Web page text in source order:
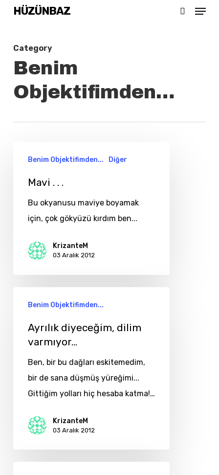
Skip
content
HÜZÜNBAZ Menu
Category
Benim
Objektifimden…
Benim Objektifimden... Diğer
Mavi . . .
Bu okyanusu maviye boyamak
için, çok gökyüzü kırdım ben...
KrizanteM
03 Aralık 2012
diyeceğim,
dilim
varmıyor…
Benim Objektifimden...
Ayrılık diyeceğim, dilim
varmıyor…
Ben, bir bu dağları eskitemedim,
bir de sana düşmüş yüreğimi...
Gittiğim yolları hiç hesaba katma!…
KrizanteM
03 Aralık 2012